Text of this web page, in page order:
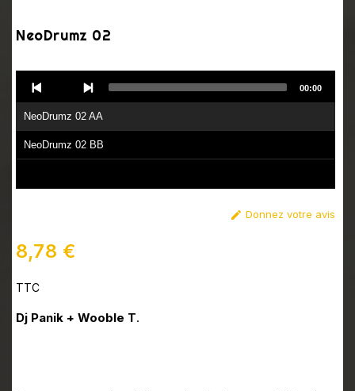
NeoDrumz 02
Player
NeoDrumz 02 AA
NeoDrumz 02 BB
00:00
 Donnez votre avis
8,78 €
TTC
Dj Panik + Wooble T.